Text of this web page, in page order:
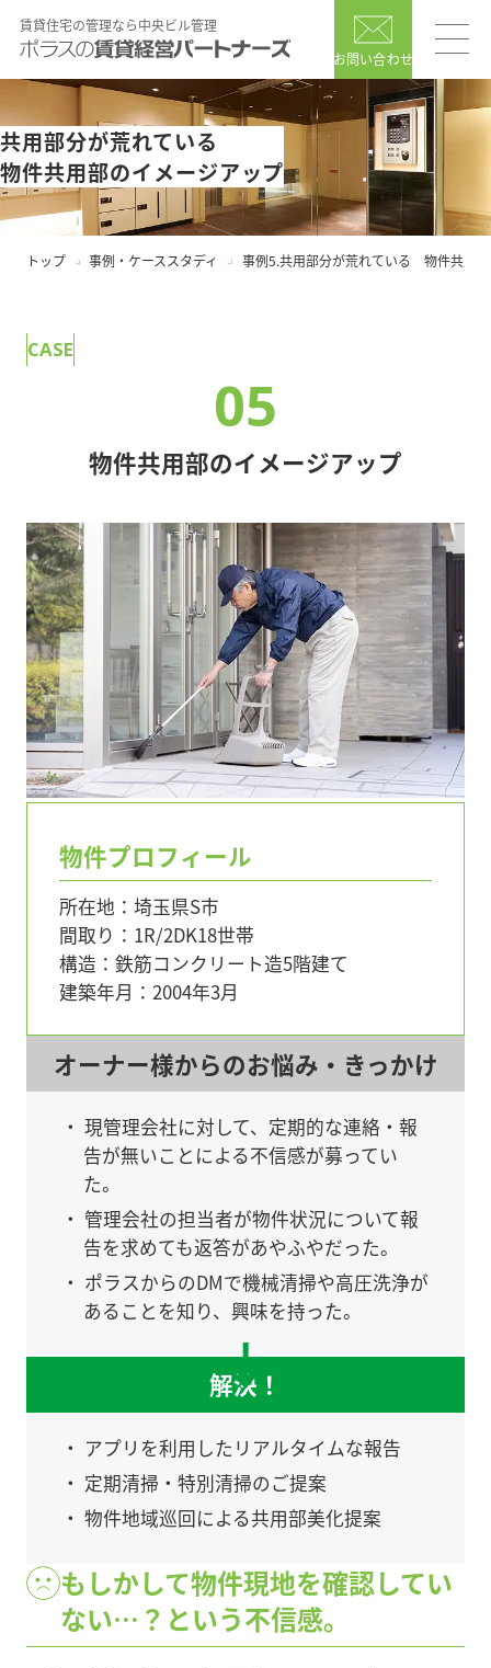
賃貸住宅の管理なら中央ビル管理
お問い合わせ
共用部分が荒れている
物件共用部のイメージアップ
トップ 事例・ケーススタディ 事例5.共用部分が荒れている 物件共用
CASE
05
物件共用部のイメージアップ
物件プロフィール
所在地：埼玉県S市
間取り：1R/2DK18世帯
構造：鉄筋コンクリート造5階建て
建築年月：2004年3月
オーナー様からのお悩み・きっかけ
・ 現管理会社に対して、定期的な連絡・報
告が無いことによる不信感が募ってい
た。
・ 管理会社の担当者が物件状況について報
告を求めても返答があやふやだった。
・ ポラスからのDMで機械清掃や高圧洗浄が
あることを知り、興味を持った。
解決！
・ アプリを利用したリアルタイムな報告
・ 定期清掃・特別清掃のご提案
・ 物件地域巡回による共用部美化提案
もしかして物件現地を確認してい
ない…？という不信感。